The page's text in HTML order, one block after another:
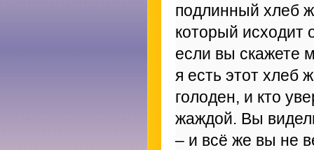
подлинный хлеб
который исходит
если вы скажете
я есть этот хлеб
голоден, и кто
жаждой. Вы
– и всё же вы не